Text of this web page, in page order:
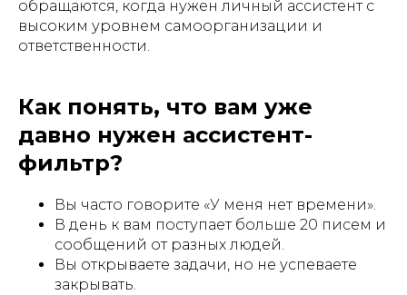
обращаются, когда нужен личный ассистент с
высоким уровнем самоорганизации и
ответственности.
Как понять, что вам уже
давно нужен ассистент-
фильтр?
Вы часто говорите «У меня нет времени».
В день к вам поступает больше 20 писем и
сообщений от разных людей.
Вы открываете задачи, но не успеваете
закрывать.